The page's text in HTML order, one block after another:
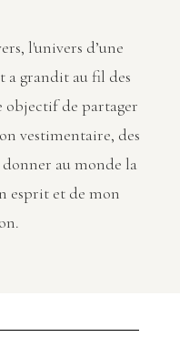
l'univers d’une
a grandit au fil des
objectif de partager
vestimentaire, des
donner au monde la
esprit et de mon